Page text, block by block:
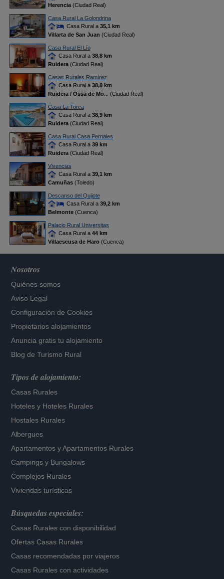
Herencia(Ciudad Real)
Casa Rural La Golondrina
Casa Rural a 35,1 km
Villarta de San Juan (Ciudad Real)
Casa Rural El Lío
Casa Rural a 38,8 km
Ruidera(Ciudad Real)
Casas Rurales Ramírez
Casa Rural a 38,8 km
Ruidera / Ossa de Mo... (Ciudad Real)
Casa La Torca
Casa Rural a 38,9 km
Ruidera(Ciudad Real)
Casa Rural Casa Pernales
Casa Rural a 39 km
Ruidera(Ciudad Real)
Vivencias
Casa Rural a 39,1 km
Camuñas(Toledo)
Descanso del Quijote
Casa Rural a 39,2 km
Belmonte(Cuenca)
Palacio Rural Universitas
Casa Rural a 44 km
Villaescusa de Haro(Cuenca)
Nosotros
Quiénes somos
Aviso Legal
Configuración de Cookies
Propietarios alojamientos
Anuncia gratis tu alojamiento
Blog de Turismo Rural
Tipos de alojamiento:
Casas Rurales
Hoteles y Hoteles Rurales
Hostales Rurales
Albergues
Apartamentos yApartamentos Rurales
Campings y Bungalows
Complejos Rurales
Viviendas turísticas
Búsquedas especiales:
Casas Rurales con disponibilidad
Ofertas Casas Rurales
Casas recomendadas por viajeros
Casas Rurales con actividades